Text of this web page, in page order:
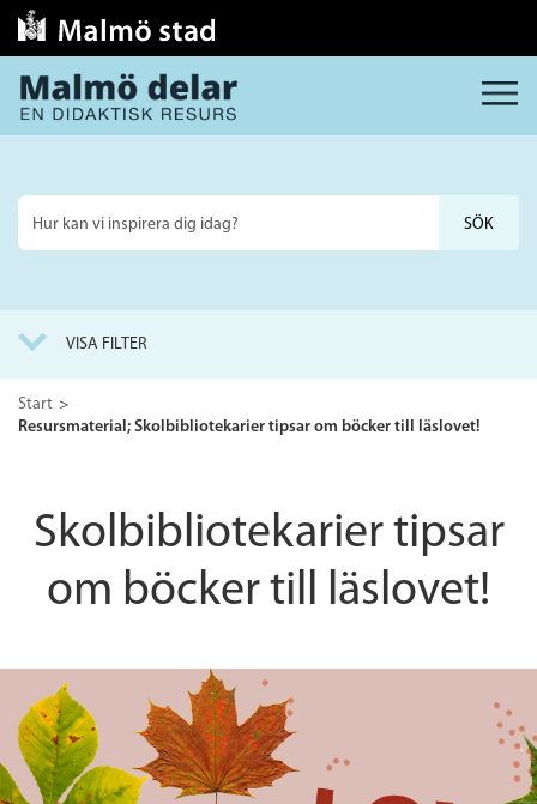
MENY
Sök
på
VISA FILTER
Start
Resursmaterial; Skolbibliotekarier tipsar om böcker till läslovet!
Skolbibliotekarier tipsar
om böcker till läslovet!